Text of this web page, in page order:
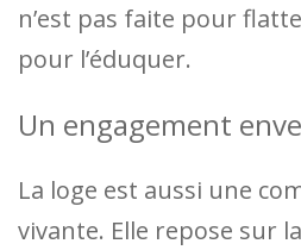
n’est pas faite pour
pour l’éduquer.
Un engagement
La loge est aussi une
vivante. Elle repose sur